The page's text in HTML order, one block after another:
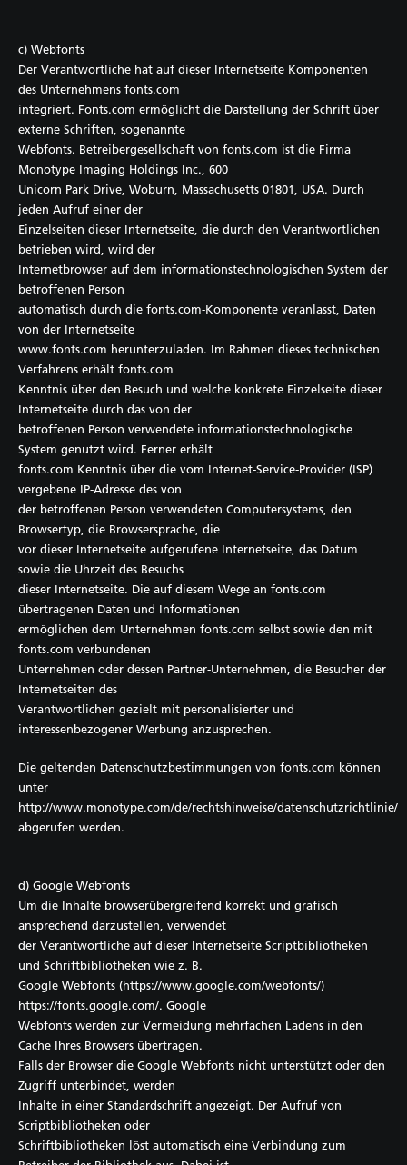
c) Webfonts
Der Verantwortliche hat auf dieser Internetseite Komponenten
des Unternehmens fonts.com
integriert. Fonts.com ermöglicht die Darstellung der Schrift über
externe Schriften, sogenannte
Webfonts. Betreibergesellschaft von fonts.com ist die Firma
Monotype Imaging Holdings Inc., 600
Unicorn Park Drive, Woburn, Massachusetts 01801, USA. Durch
jeden Aufruf einer der
Einzelseiten dieser Internetseite, die durch den Verantwortlichen
betrieben wird, wird der
Internetbrowser auf dem informationstechnologischen System der
betroffenen Person
automatisch durch die fonts.com-Komponente veranlasst, Daten
von der Internetseite
www.fonts.com herunterzuladen. Im Rahmen dieses technischen
Verfahrens erhält fonts.com
Kenntnis über den Besuch und welche konkrete Einzelseite dieser
Internetseite durch das von der
betroffenen Person verwendete informationstechnologische
System genutzt wird. Ferner erhält
fonts.com Kenntnis über die vom Internet-Service-Provider (ISP)
vergebene IP-Adresse des von
der betroffenen Person verwendeten Computersystems, den
Browsertyp, die Browsersprache, die
vor dieser Internetseite aufgerufene Internetseite, das Datum
sowie die Uhrzeit des Besuchs
dieser Internetseite. Die auf diesem Wege an fonts.com
übertragenen Daten und Informationen
ermöglichen dem Unternehmen fonts.com selbst sowie den mit
fonts.com verbundenen
Unternehmen oder dessen Partner-Unternehmen, die Besucher der
Internetseiten des
Verantwortlichen gezielt mit personalisierter und
interessenbezogener Werbung anzusprechen.
Die geltenden Datenschutzbestimmungen von fonts.com können
unter
http://www.monotype.com/de/rechtshinweise/datenschutzrichtlinie/
abgerufen werden.
d) Google Webfonts
Um die Inhalte browserübergreifend korrekt und grafisch
ansprechend darzustellen, verwendet
der Verantwortliche auf dieser Internetseite Scriptbibliotheken
und Schriftbibliotheken wie z. B.
Google Webfonts (https://www.google.com/webfonts/)
https://fonts.google.com/. Google
Webfonts werden zur Vermeidung mehrfachen Ladens in den
Cache Ihres Browsers übertragen.
Falls der Browser die Google Webfonts nicht unterstützt oder den
Zugriff unterbindet, werden
Inhalte in einer Standardschrift angezeigt. Der Aufruf von
Scriptbibliotheken oder
Schriftbibliotheken löst automatisch eine Verbindung zum